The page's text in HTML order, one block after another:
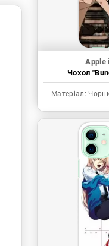
Apple
Чохол
Матеріал: